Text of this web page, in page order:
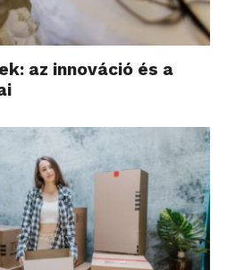
folyamatokra Soóki-Tóth
is érzékelhető
a Balaton keleti és nyugati
A Budapesthez
az átlagos kínálati
a 2 millió forintot,
nyugati medencében
árszint a jellemző. A
az innováció és a